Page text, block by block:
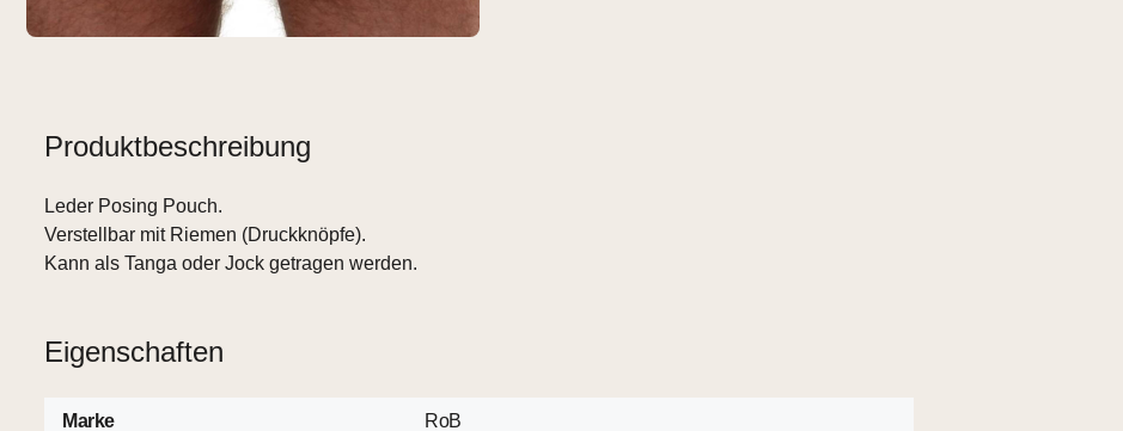
Produktbeschreibung
Leder Posing Pouch.
Verstellbar mit Riemen (Druckknöpfe).
Kann als Tanga oder Jock getragen werden.
Eigenschaften
Marke RoB